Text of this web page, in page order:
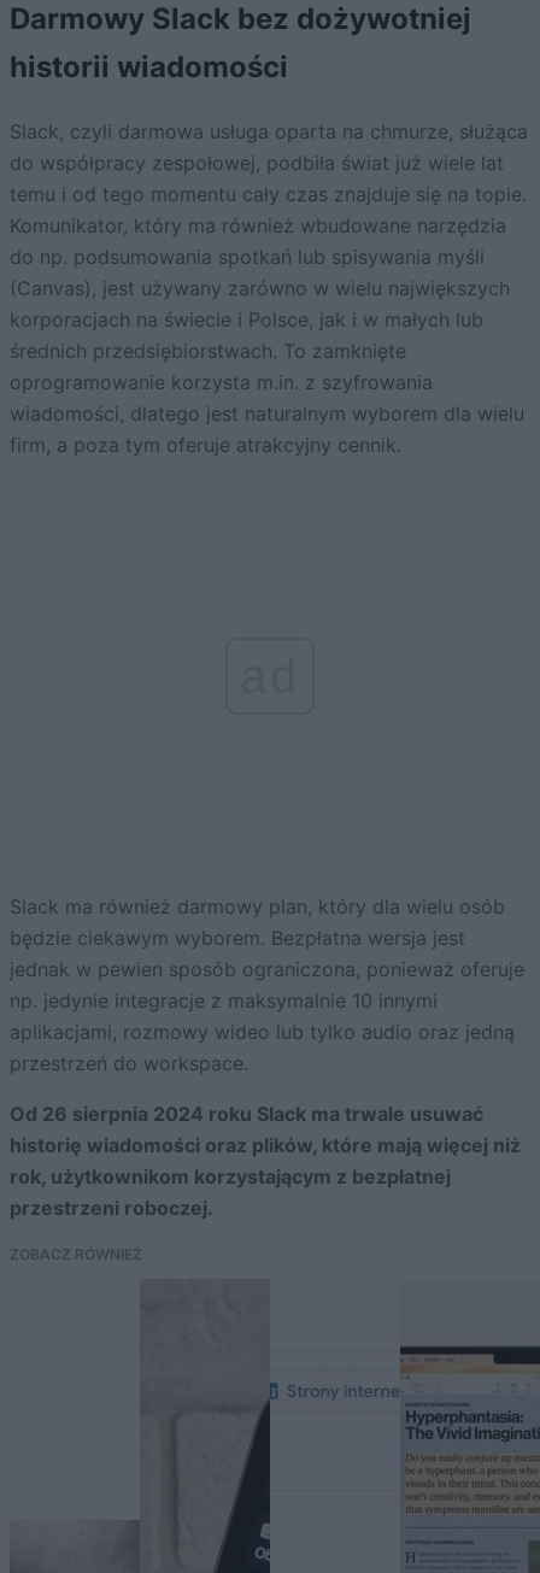
Darmowy Slack bez dożywotniej
historii wiadomości
Slack, czyli darmowa usługa oparta na chmurze, służąca
do współpracy zespołowej, podbiła świat już wiele lat
temu i od tego momentu cały czas znajduje się na topie.
Komunikator, który ma również wbudowane narzędzia
do np. podsumowania spotkań lub spisywania myśli
(Canvas), jest używany zarówno w wielu największych
korporacjach na świecie i Polsce, jak i w małych lub
średnich przedsiębiorstwach. To zamknięte
oprogramowanie korzysta m.in. z szyfrowania
wiadomości, dlatego jest naturalnym wyborem dla wielu
firm, a poza tym oferuje atrakcyjny cennik.
Slack ma również darmowy plan, który dla wielu osób
będzie ciekawym wyborem. Bezpłatna wersja jest
jednak w pewien sposób ograniczona, ponieważ oferuje
np. jedynie integracje z maksymalnie 10 innymi
aplikacjami, rozmowy wideo lub tylko audio oraz jedną
przestrzeń do workspace.
Od 26 sierpnia 2024 roku Slack ma trwale usuwać
historię wiadomości oraz plików, które mają więcej niż
rok, użytkownikom korzystającym z bezpłatnej
przestrzeni roboczej.
ZOBACZ RÓWNIEŻ